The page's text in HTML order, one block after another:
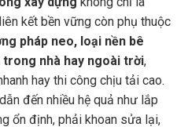
kết bền vững còn phụ thuộc
pháp neo, loại nền bê
nhà hay ngoài trời
hay thi công chịu tải cao.
đến nhiều hệ quả như lắp
ổn định, phải khoan sửa lại,